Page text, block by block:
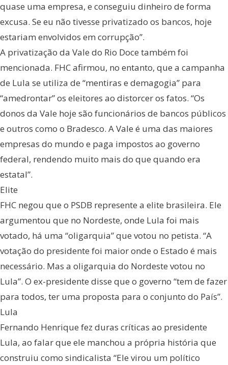
quase uma empresa, e conseguiu dinheiro de forma
excusa. Se eu não tivesse privatizado os bancos, hoje
estariam envolvidos em corrupção”.
A privatização da Vale do Rio Doce também foi
mencionada. FHC afirmou, no entanto, que a campanha
de Lula se utiliza de “mentiras e demagogia” para
“amedrontar” os eleitores ao distorcer os fatos. “Os
donos da Vale hoje são funcionários de bancos públicos
e outros como o Bradesco. A Vale é uma das maiores
empresas do mundo e paga impostos ao governo
federal, rendendo muito mais do que quando era
estatal”.
Elite
FHC negou que o PSDB represente a elite brasileira. Ele
argumentou que no Nordeste, onde Lula foi mais
votado, há uma “oligarquia” que votou no petista. “A
votação do presidente foi maior onde o Estado é mais
necessário. Mas a oligarquia do Nordeste votou no
Lula”. O ex-presidente disse que o governo “tem de fazer
para todos, ter uma proposta para o conjunto do País”.
Lula
Fernando Henrique fez duras críticas ao presidente
Lula, ao falar que ele manchou a própria história que
construiu como sindicalista “Ele virou um político